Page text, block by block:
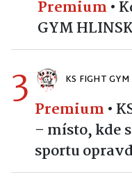
Premium •
GYM
3 KS FIGHT
Premium •
– místo, kde
sportu